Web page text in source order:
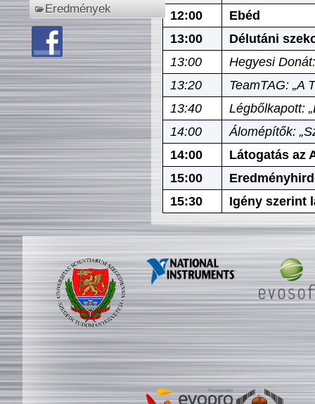
Eredmények
12:00
Ebéd
13:00
Délutáni
13:00
Hegyesi
13:20
TeamTAG: „A
13:40
Légbőlkapott:
14:00
Álomépítők:
14:00
Látogatás az
15:00
15:30
Igény szerint